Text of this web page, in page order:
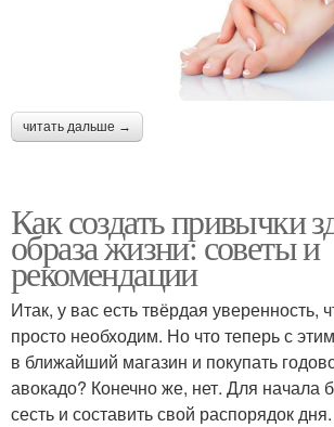
читать дальше →
Как создать привычки
образа жизни: советы и
рекомендации
Итак, у вас есть твёрдая
просто необходим. Но что теперь с
в ближайший магазин и покупать
авокадо? Конечно же, нет. Для начала
сесть и составить свой распорядок дня.